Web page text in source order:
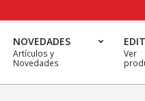
NOVEDADES
Artículos y
Novedades
Ver